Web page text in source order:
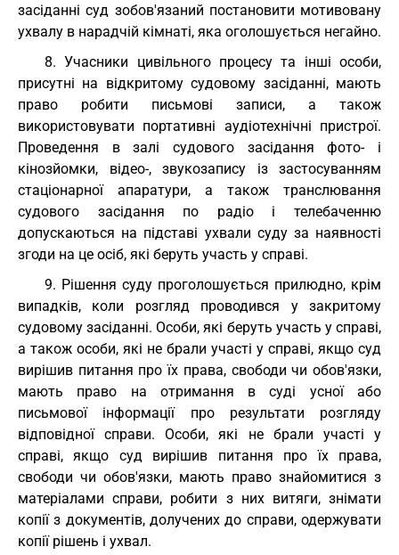
засіданні суд зобов'язаний постановити мотивовану
ухвалу в нарадчій кімнаті, яка оголошується негайно.
8. Учасники цивільного процесу та інші особи,
присутні на відкритому судовому засіданні, мають
право робити письмові записи, а також
використовувати портативні аудіотехнічні пристрої.
Проведення в залі судового засідання фото- і
кінозйомки, відео-, звукозапису із застосуванням
стаціонарної апаратури, а також транслювання
судового засідання по радіо і телебаченню
допускаються на підставі ухвали суду за наявності
згоди на це осіб, які беруть участь у справі.
9. Рішення суду проголошується прилюдно, крім
випадків, коли розгляд проводився у закритому
судовому засіданні. Особи, які беруть участь у справі,
а також особи, які не брали участі у справі, якщо суд
вирішив питання про їх права, свободи чи обов'язки,
мають право на отримання в суді усної або
письмової інформації про результати розгляду
відповідної справи. Особи, які не брали участі у
справі, якщо суд вирішив питання про їх права,
свободи чи обов'язки, мають право знайомитися з
матеріалами справи, робити з них витяги, знімати
копії з документів, долучених до справи, одержувати
копії рішень і ухвал.